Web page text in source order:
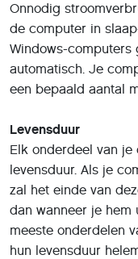
Onnodig
de computer in
Windows-
automatisch. Je
een bepaald aantal
Levensduur
Elk onderdeel van
levensduur. Als je
zal het einde van
dan wanneer je hem
meeste onderdelen
hun levensduur